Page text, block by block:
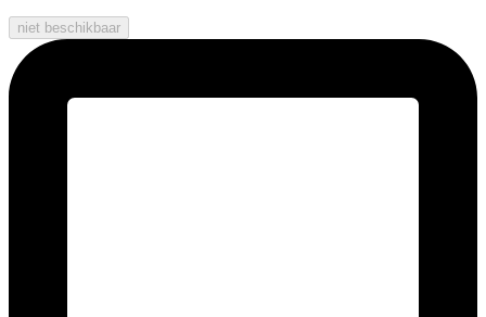
niet beschikbaar